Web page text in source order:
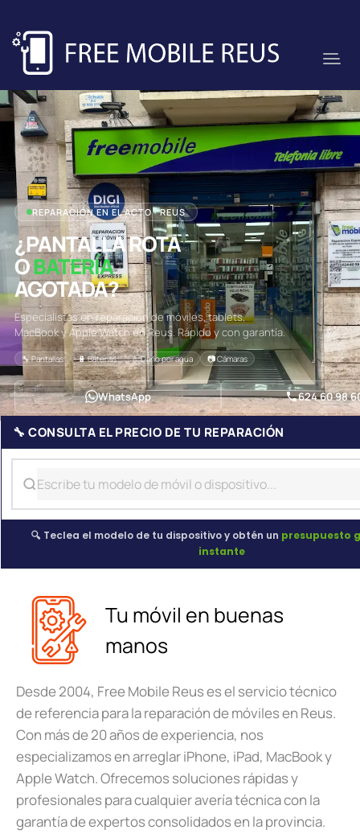
REPARACIÓN EN EL ACTO · REUS
¿PANTALLA ROTA
OBATERÍA
AGOTADA?
Especialistas en reparación de móviles, tablets,
MacBook y Apple Watch en Reus. Rápido y con garantía.
🔧 Pantallas 🔋 Baterías 💧 Daño por agua 📷 Cámaras
WhatsApp 624 60 98
🔧 CONSULTA EL PRECIO DE TU REPARACIÓN
🔍 Teclea el modelo de tu dispositivo y obtén un presupuesto
instante
Tu móvil en buenas
manos
Desde 2004, Free Mobile Reus es el servicio técnico
de referencia para la reparación de móviles en Reus.
Con más de 20 años de experiencia, nos
especializamos en arreglar iPhone, iPad, MacBook y
Apple Watch. Ofrecemos soluciones rápidas y
profesionales para cualquier avería técnica con la
garantía de expertos consolidados en la provincia.